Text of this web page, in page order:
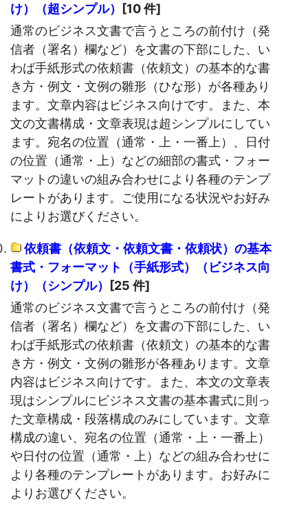
け）（超シンプル） [10 件]
通常のビジネス文書で言うところの前付け（発
信者（署名）欄など）を文書の下部にした、い
わば手紙形式の依頼書（依頼文）の基本的な書
き方・例文・文例の雛形（ひな形）が各種あり
ます。文章内容はビジネス向けです。また、本
文の文書構成・文章表現は超シンプルにしてい
ます。宛名の位置（通常・上・一番上）、日付
の位置（通常・上）などの細部の書式・フォー
マットの違いの組み合わせにより各種のテンプ
レートがあります。ご使用になる状況やお好み
によりお選びください。
依頼書（依頼文・依頼文書・依頼状）の基本
書式・フォーマット（手紙形式）（ビジネス向
け）（シンプル） [25 件]
通常のビジネス文書で言うところの前付け（発
信者（署名）欄など）を文書の下部にした、い
わば手紙形式の依頼書（依頼文）の基本的な書
き方・例文・文例の雛形が各種あります。文章
内容はビジネス向けです。また、本文の文章表
現はシンプルにビジネス文書の基本書式に則っ
た文章構成・段落構成のみにしています。文章
構成の違い、宛名の位置（通常・上・一番上）
や日付の位置（通常・上）などの組み合わせに
より各種のテンプレートがあります。お好みに
よりお選びください。